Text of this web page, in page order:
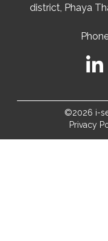
district Phaya
©2026 i-
Privacy